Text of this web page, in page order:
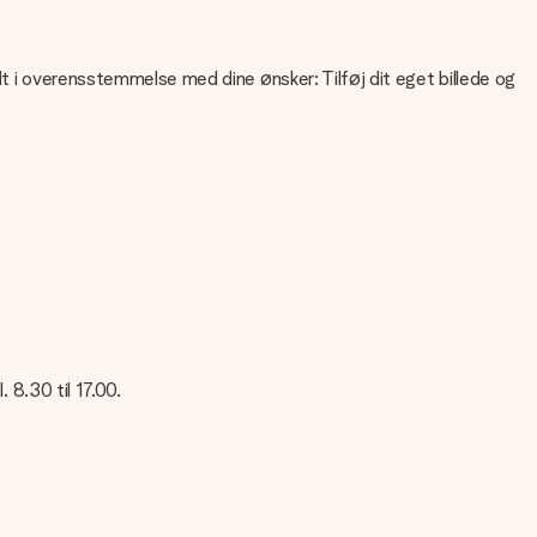
i overensstemmelse med dine ønsker: Tilføj dit eget billede og
af dit billede, kan du kontakte vores kundeservice og
venligst vores kundeservice. De er glade for at hjælpe
på dette kort, så modtageren vil vide præcis, hvem du skal
8.30 til 17.00.